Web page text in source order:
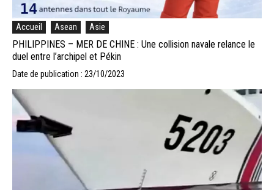
Accueil Asean Asie
PHILIPPINES – MER DE CHINE : Une collision navale relance le
duel entre l’archipel et Pékin
Date de publication : 23/10/2023